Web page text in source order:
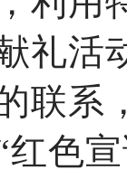
礼活
联系
红色